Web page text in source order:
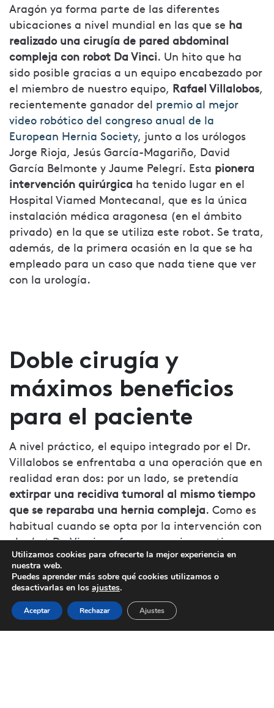
Aragón ya forma parte de las diferentes
ubicaciones a nivel mundial en las que se ha
realizado una cirugía de pared abdominal
compleja con robot Da Vinci. Un hito que ha
sido posible gracias a un equipo encabezado por
el miembro de nuestro equipo, Rafael Villalobos,
recientemente ganador del premio al mejor
video robótico del congreso anual de la
European Hernia Society, junto a los urólogos
Jorge Rioja, Jesús García-Magariño, David
García Belmonte y Jaume Pelegrí. Esta pionera
intervención quirúrgica ha tenido lugar en el
Hospital Viamed Montecanal, que es la única
instalación médica aragonesa (en el ámbito
privado) en la que se utiliza este robot. Se trata,
además, de la primera ocasión en la que se ha
empleado para un caso que nada tiene que ver
con la urología.
Doble cirugía y
máximos beneficios
para el paciente
A nivel práctico, el equipo integrado por el Dr.
Villalobos se enfrentaba a una operación que en
realidad eran dos: por un lado, se pretendía
extirpar una recidiva tumoral al mismo tiempo
que se reparaba una hernia compleja. Como es
habitual cuando se opta por la intervención con
el robot Da Vinci, no fue necesario practicar
grandes incisiones en el paciente, acortando de
esta forma el tiempo en la mesa de operaciones,
minimizando el sangrado y
postoperatorio, que no suele extenderse más de
48 horas en este tipo de abordajes robóticos.
Utilizamos cookies para ofrecerte la mejor experiencia en
nuestra web.
Puedes aprender más sobre qué cookies utilizamos o
desactivarlas en los ajustes.
Aceptar Rechazar Ajustes